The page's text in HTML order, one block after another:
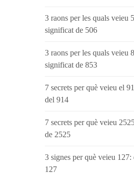
3 raons per les quals veieu
significat de 506
3 raons per les quals veieu
significat de 853
7 secrets per què veieu el
del 914
7 secrets per què veieu
de 2525
3 signes per què veieu
127